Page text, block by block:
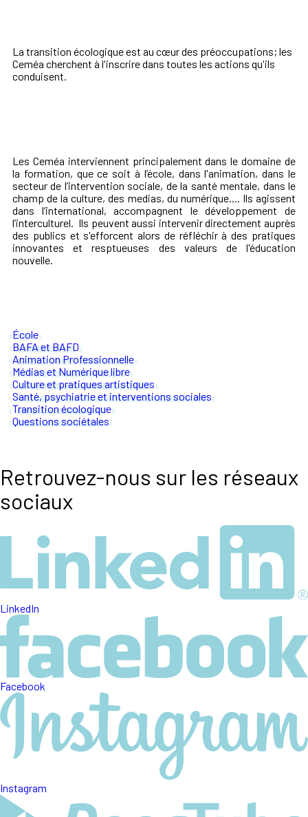
La transition écologique est au cœur des préoccupations; les
Ceméa cherchent à l'inscrire dans toutes les actions qu'ils
conduisent.
Les Ceméa interviennent principalement dans le domaine de
la formation, que ce soit à l’école, dans l'animation, dans le
secteur de l’intervention sociale, de la santé mentale, dans le
champ de la culture, des medias, du numérique.... Ils agissent
dans l’international, accompagnent le développement de
l’interculturel. Ils peuvent aussi intervenir directement auprès
des publics et s'efforcent alors de réfléchir à des pratiques
innovantes et resptueuses des valeurs de l'éducation
nouvelle.
École
BAFA et BAFD
Animation Professionnelle
Médias et Numérique libre
Culture et pratiques artistiques
Santé, psychiatrie et interventions sociales
Transition écologique
Questions sociétales
Retrouvez-nous sur les réseaux
sociaux
LinkedIn
Facebook
Instagram